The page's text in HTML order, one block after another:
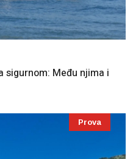
sigurnom: Među njima i
Prova